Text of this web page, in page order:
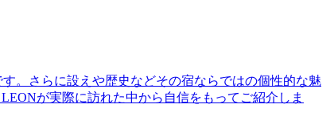
。さらに設えや歴史などその宿ならではの個性的な魅
が実際に訪れた中から自信をもってご紹介しま